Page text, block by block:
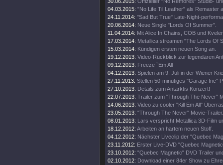
04.03.2015: "No Life Til Leather" als Remaster
24.11.2014: "Sad But True" Late-Night-
20.06.2014: Neue Single "Lords Of Summer".
11.04.2014: Mit Alice In Chains, COB und
17.03.2014: Metallica streamen "The Lords Of
15.03.2014: Kündigen ersten neuen Song an.
19.12.2013: Video-Rückblick zur legendären
09.12.2013: Freeze `Em All
04.12.2013: Spielen am 9. Juli in der Wiener
27.11.2013: Stellen 50-minütiges "Garage Inc"
27.10.2013: Details zum Antarktis Konzert!
22.07.2013: Trailer zum "Through The Never"
14.06.2013: Video zu cooler "Kill Em All"
23.05.2013: "Through The Never" Movie-Trailer.
08.01.2013: Lars verspricht Metallica 3D-Film
18.12.2012: Arbeiten an hartem neuen Stoff.
04.12.2012: Nächster Liveclip der "Quebec
23.11.2012: Erster Live-DVD "Quebec
23.10.2012: "Quebec Magnetic" DVD Trailer
02.10.2012: Download einer 84er Show zu